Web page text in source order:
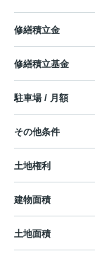
修繕積立金
修繕積立基金
駐車場 / 月額
その他条件
土地権利
建物面積
土地面積